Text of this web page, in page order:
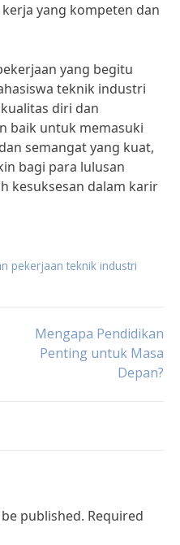
yang kompeten dan
yang begitu
teknik industri
diri dan
baik untuk memasuki
semangat yang kuat,
bagi para lulusan
kesuksesan dalam karir
pekerjaan teknik industri
Mengapa Pendidikan
Penting untuk Masa
Depan?
published. Required